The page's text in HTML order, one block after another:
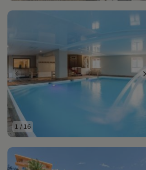
1 /16